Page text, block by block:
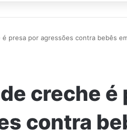
presa por agressões contra bebês
creche é
contra